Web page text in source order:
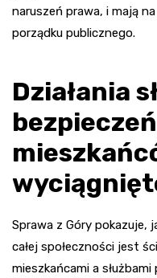
naruszeń prawa, i mają
porządku publicznego.
Działania
Sprawa z Góry
całej społeczności jest
mieszkańcami a